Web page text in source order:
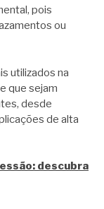
pois
ou
utilizados na
que sejam
desde
de alta
descubra